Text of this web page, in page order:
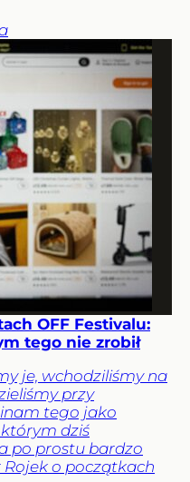
OFF Festivalu:
tego nie zrobił
je, wchodziliśmy na
przy
tego jako
dziś
po prostu bardzo
o początkach